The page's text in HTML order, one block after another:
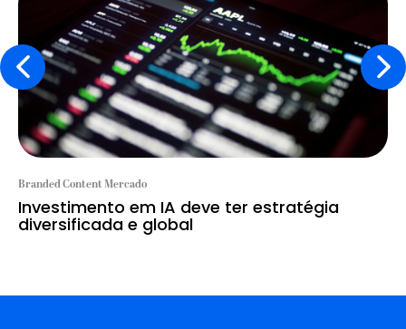
Branded Content Mercado
Investimento em IA deve ter estratégia
diversificada e global